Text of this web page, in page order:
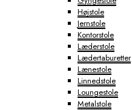
Højstole
Jernstole
Kontorstole
Læderstole
Lædertaburetter
Lænestole
Linnedstole
Loungestole
Metalstole